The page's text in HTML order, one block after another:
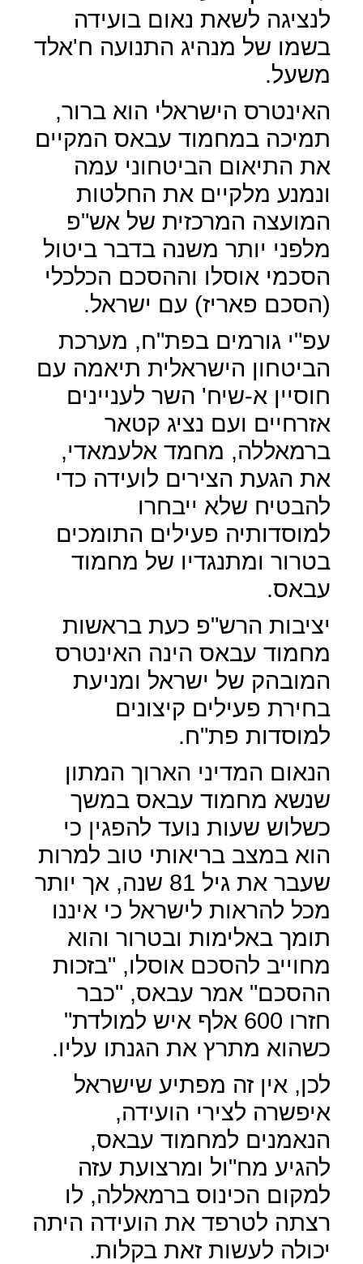
לנציגה לשאת נאום בועידה
בשמו של מנהיג התנועה ח'אלד
משעל.
האינטרס הישראלי הוא ברור,
תמיכה במחמוד עבאס המקיים
את התיאום הביטחוני עמה
ונמנע מלקיים את החלטות
המועצה המרכזית של אש"פ
מלפני יותר משנה בדבר ביטול
הסכמי אוסלו וההסכם הכלכלי
(הסכם פאריז) עם ישראל.
עפ"י גורמים בפת"ח, מערכת
הביטחון הישראלית תיאמה עם
חוסיין א-שיח' השר לעניינים
אזרחיים ועם נציג קטאר
ברמאללה, מחמד אלעמאדי,
את הגעת הצירים לועידה כדי
להבטיח שלא ייבחרו
למוסדותיה פעילים התומכים
בטרור ומתנגדיו של מחמוד
עבאס.
יציבות הרש"פ כעת בראשות
מחמוד עבאס הינה האינטרס
המובהק של ישראל ומניעת
בחירת פעילים קיצונים
למוסדות פת"ח.
הנאום המדיני הארוך המתון
שנשא מחמוד עבאס במשך
כשלוש שעות נועד להפגין כי
הוא במצב בריאותי טוב למרות
שעבר את גיל 81 שנה, אך יותר
מכל להראות לישראל כי איננו
תומך באלימות ובטרור והוא
מחוייב להסכם אוסלו, "בזכות
ההסכם" אמר עבאס, "כבר
חזרו 600 אלף איש למולדת"
כשהוא מתרץ את הגנתו עליו.
לכן, אין זה מפתיע שישראל
איפשרה לצירי הועידה,
הנאמנים למחמוד עבאס,
להגיע מח"ול ומרצועת עזה
למקום הכינוס ברמאללה, לו
רצתה לטרפד את הועידה היתה
יכולה לעשות זאת בקלות.